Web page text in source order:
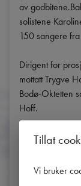
av
solistene
150 sangere
Dirigent for
mottatt Trygve
Bodø-Oktetten
Hoff.
Norges
NNPS.
Tillat
Vi bruker